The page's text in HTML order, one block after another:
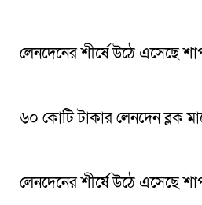
লেনদেনের শীর্ষে উঠে এসেছে
৬০ কোটি টাকার লেনদেন ব্লক
লেনদেনের শীর্ষে উঠে এসেছে